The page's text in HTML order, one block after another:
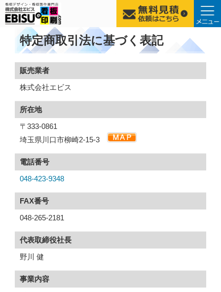
特定商取引法に基づく表記
販売業者
株式会社エビス
所在地
〒333-0861
埼玉県川口市柳崎2-15-3
電話番号
048-423-9348
FAX番号
048-265-2181
代表取締役社長
野川 健
事業内容